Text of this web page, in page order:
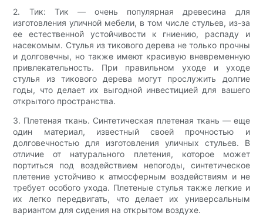
2. Тик: Тик — очень популярная древесина для
изготовления уличной мебели, в том числе стульев, из-за
ее естественной устойчивости к гниению, распаду и
насекомым. Стулья из тикового дерева не только прочны
и долговечны, но также имеют красивую вневременную
привлекательность. При правильном уходе и уходе
стулья из тикового дерева могут прослужить долгие
годы, что делает их выгодной инвестицией для вашего
открытого пространства.
3. Плетеная ткань. Синтетическая плетеная ткань — еще
один материал, известный своей прочностью и
долговечностью для изготовления уличных стульев. В
отличие от натурального плетения, которое может
портиться под воздействием непогоды, синтетическое
плетение устойчиво к атмосферным воздействиям и не
требует особого ухода. Плетеные стулья также легкие и
их легко передвигать, что делает их универсальным
вариантом для сидения на открытом воздухе.